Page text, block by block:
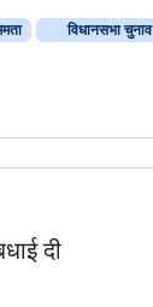
विधानसभा चुनाव
दी